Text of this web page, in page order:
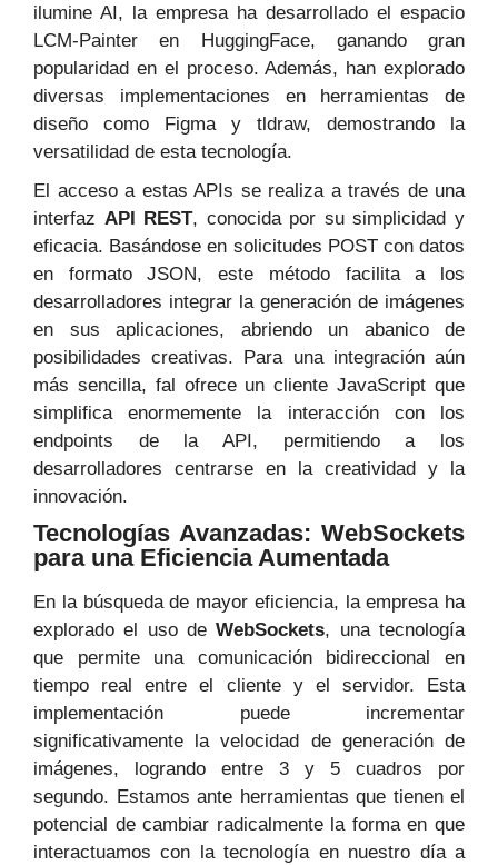
ilumine AI, la empresa ha desarrollado el espacio
LCM-Painter en HuggingFace, ganando gran
popularidad en el proceso. Además, han explorado
diversas implementaciones en herramientas de
diseño como Figma y tldraw, demostrando la
versatilidad de esta tecnología.
El acceso a estas APIs se realiza a través de una
interfaz API REST, conocida por su simplicidad y
eficacia. Basándose en solicitudes POST con datos
en formato JSON, este método facilita a los
desarrolladores integrar la generación de imágenes
en sus aplicaciones, abriendo un abanico de
posibilidades creativas. Para una integración aún
más sencilla, fal ofrece un cliente JavaScript que
simplifica enormemente la interacción con los
endpoints de la API, permitiendo a los
desarrolladores centrarse en la creatividad y la
innovación.
Tecnologías Avanzadas: WebSockets
para una Eficiencia Aumentada
En la búsqueda de mayor eficiencia, la empresa ha
explorado el uso deWebSockets, una tecnología
que permite una comunicación bidireccional en
tiempo real entre el cliente y el servidor. Esta
implementación puede incrementar
significativamente la velocidad de generación de
imágenes, logrando entre 3 y 5 cuadros por
segundo. Estamos ante herramientas que tienen el
potencial de cambiar radicalmente la forma en que
interactuamos con la tecnología en nuestro día a